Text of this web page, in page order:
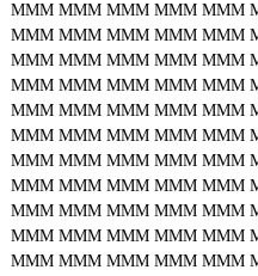
MMM MMM MMM MMM MMM
MMM MMM MMM MMM MMM
MMM MMM MMM MMM MMM
MMM MMM MMM MMM MMM
MMM MMM MMM MMM MMM
MMM MMM MMM MMM MMM
MMM MMM MMM MMM MMM
MMM MMM MMM MMM MMM
MMM MMM MMM MMM MMM
MMM MMM MMM MMM MMM
MMM MMM MMM MMM MMM